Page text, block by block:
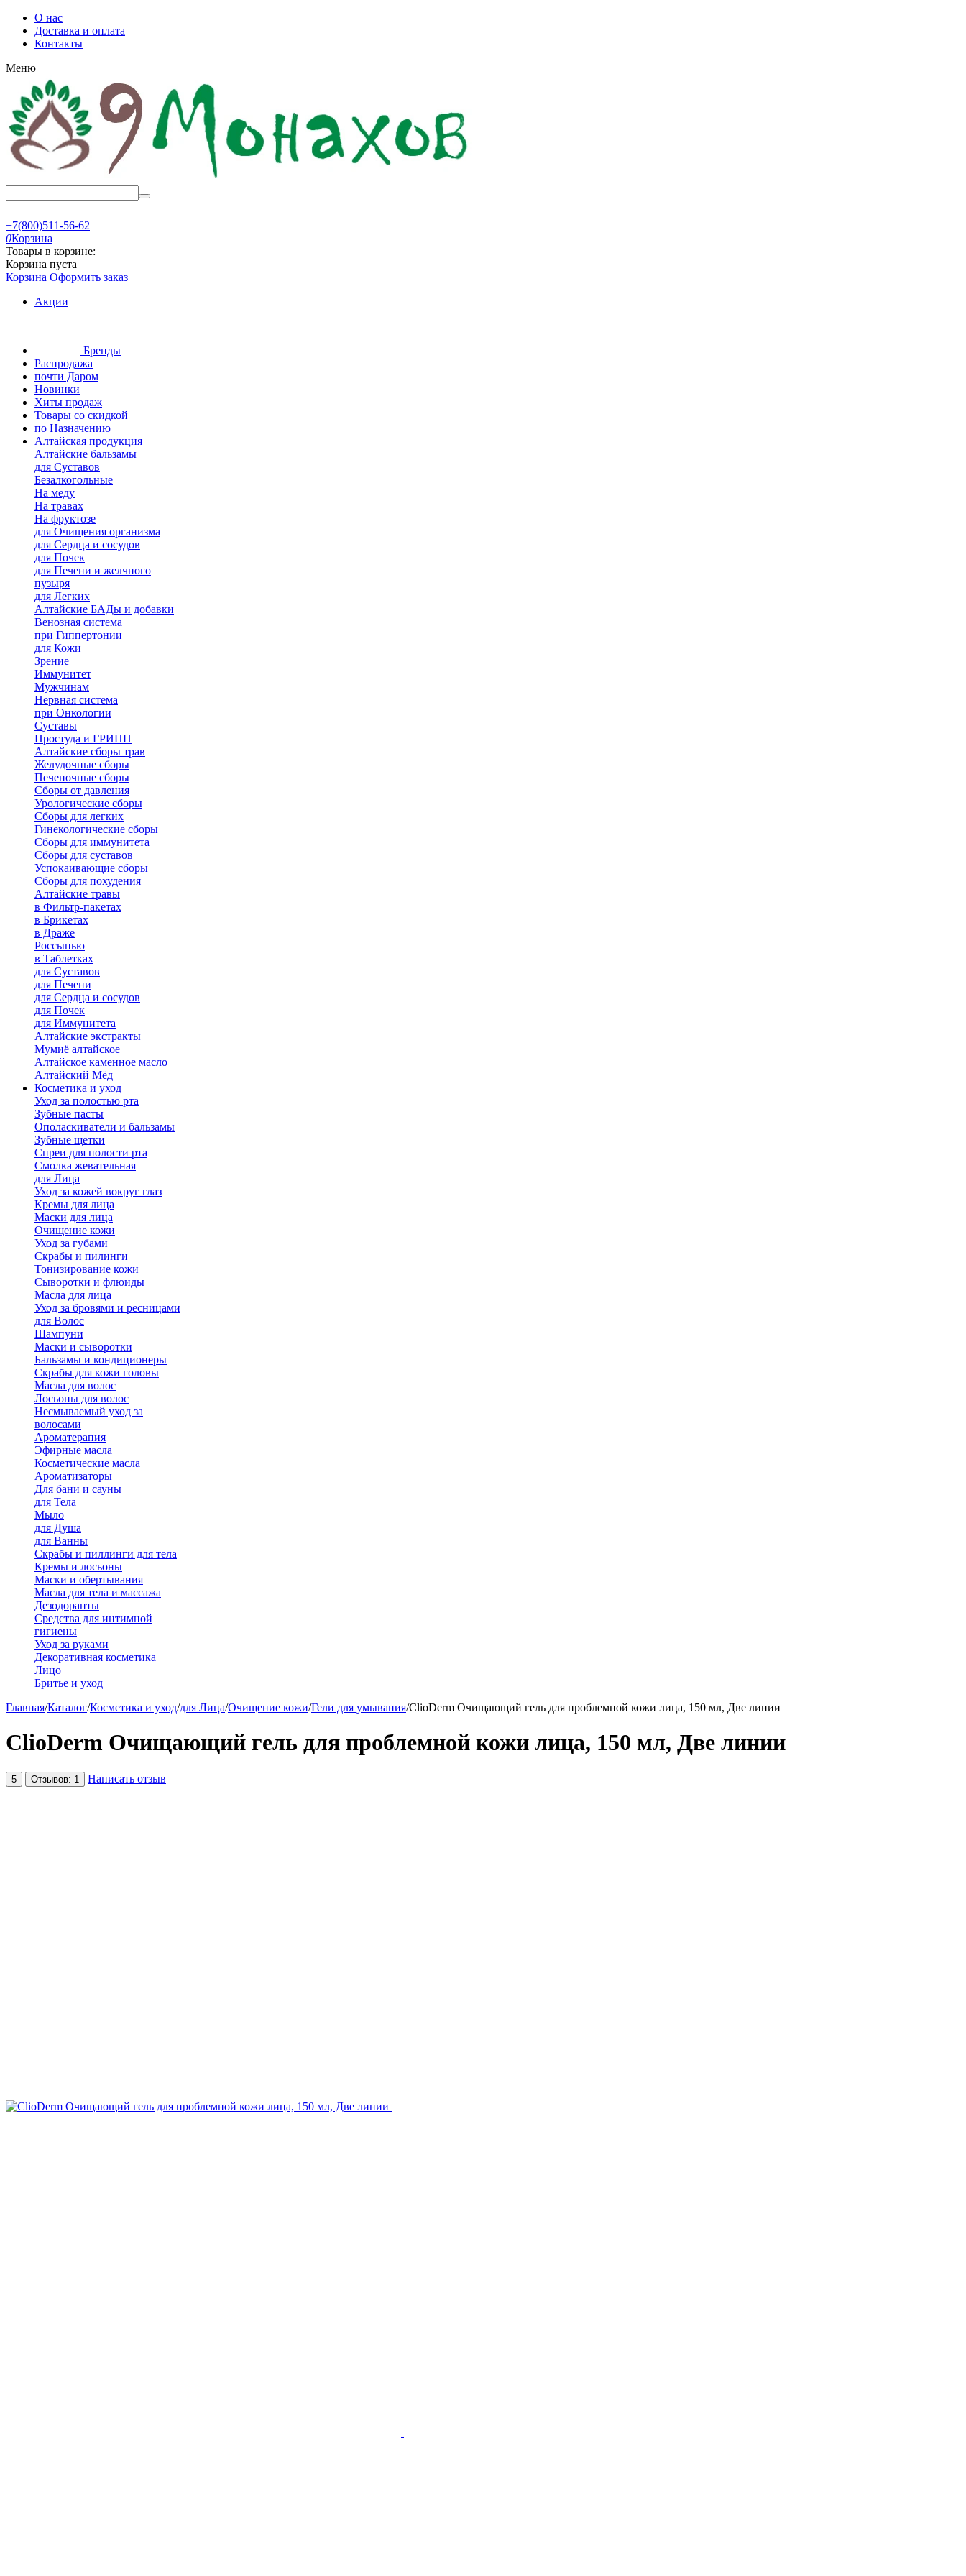
О нас
Доставка и оплата
Контакты
Меню
+7(800)511-56-62
0Корзина
Товары в корзине:
Корзина пуста
Корзина Оформить заказ
Акции
Бренды
Распродажа
почти Даром
Новинки
Хиты продаж
Товары со скидкой
по Назначению
Алтайская продукция
Алтайские бальзамы
для Суставов
Безалкогольные
На меду
На травах
На фруктозе
для Очищения организма
для Сердца и сосудов
для Почек
для Печени и желчного
пузыря
для Легких
Алтайские БАДы и добавки
Венозная система
при Гиппертонии
для Кожи
Зрение
Иммунитет
Мужчинам
Нервная система
при Онкологии
Суставы
Простуда и ГРИПП
Алтайские сборы трав
Желудочные сборы
Печеночные сборы
Сборы от давления
Урологические сборы
Сборы для легких
Гинекологические сборы
Сборы для иммунитета
Сборы для суставов
Успокаивающие сборы
Сборы для похудения
Алтайские травы
в Фильтр-пакетах
в Брикетах
в Драже
Россыпью
в Таблетках
для Cуставов
для Печени
для Сердца и сосудов
для Почек
для Иммунитета
Алтайские экстракты
Мумиё алтайское
Алтайское каменное масло
Алтайский Мёд
Косметика и уход
Уход за полостью рта
Зубные пасты
Ополаскиватели и бальзамы
Зубные щетки
Спреи для полости рта
Смолка жевательная
для Лица
Уход за кожей вокруг глаз
Кремы для лица
Маски для лица
Очищение кожи
Уход за губами
Скрабы и пилинги
Тонизирование кожи
Сыворотки и флюиды
Масла для лица
Уход за бровями и ресницами
для Волос
Шампуни
Маски и сыворотки
Бальзамы и кондиционеры
Скрабы для кожи головы
Масла для волос
Лосьоны для волос
Несмываемый уход за
волосами
Ароматерапия
Эфирные масла
Косметические масла
Ароматизаторы
Для бани и сауны
для Тела
Мыло
для Душа
для Ванны
Скрабы и пиллинги для тела
Кремы и лосьоны
Маски и обертывания
Масла для тела и массажа
Дезодоранты
Средства для интимной
гигиены
Уход за руками
Декоративная косметика
Лицо
Бритье и уход
Главная/Каталог/Косметика и уход/для Лица/Очищение кожи/Гели для умывания/ClioDerm Очищающий гель для проблемной кожи лица, 150 мл, Две линии
ClioDerm Очищающий гель для проблемной кожи лица, 150 мл, Две линии
5 Отзывов: 1 Написать отзыв